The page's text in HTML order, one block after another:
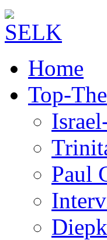
Home
Top-
Paul